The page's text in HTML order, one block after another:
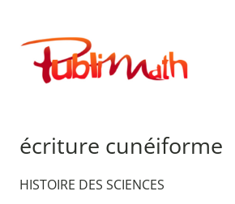
contenu
Publimath
écriture cunéiforme
HISTOIRE DES SCIENCES